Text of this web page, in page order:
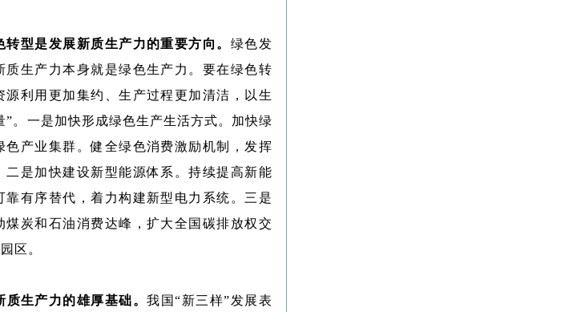
型是发展新质生产力的重要方向。 绿色发
生产力本身就是绿色生产力。要在绿色转
利用更加集约、生产过程更加清洁，以生
”。一是加快形成绿色生产生活方式。加快绿
产业集群。健全绿色消费激励机制，发挥
是加快建设新型能源体系。持续提高新能
有序替代，着力构建新型电力系统。三是
炭和石油消费达峰，扩大全国碳排放权交
区。
质生产力的雄厚基础。我国“新三样”发展表